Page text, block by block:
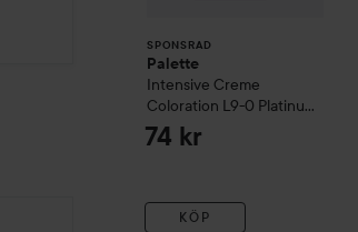
SPONSRAD
Palette
Intensive Creme
Coloration L9-0 Platinum
Blonde
74 kr
KÖP